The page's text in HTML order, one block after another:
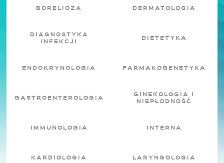
BORELIOZA DERMATOLOGIA
DIAGNOSTYKA
INFEKCJI
DIETETYKA
ENDOKRYNOLOGIA FARMAKOGENETYKA
GASTROENTEROLOGIA
GINEKOLOGIA I
NIEPŁODNOŚĆ
IMMUNOLOGIA INTERNA
KARDIOLOGIA LARYNGOLOGIA